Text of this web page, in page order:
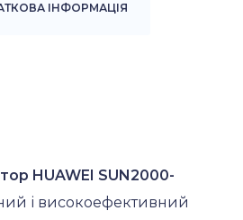
ІНФОРМАЦІЯ
HUAWEI SUN2000-
і високоефективний